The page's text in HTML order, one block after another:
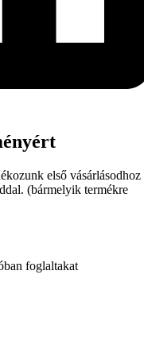
első vásárlásodhoz
(bármelyik termékre
foglaltakat